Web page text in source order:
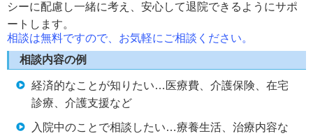
シーに配慮し一緒に考え、安心して退院できるようにサポ
ートします。
相談は無料ですので、お気軽にご相談ください。
相談内容の例
経済的なことが知りたい…医療費、介護保険、在宅
診療、介護支援など
入院中のことで相談したい…療養生活、治療内容な